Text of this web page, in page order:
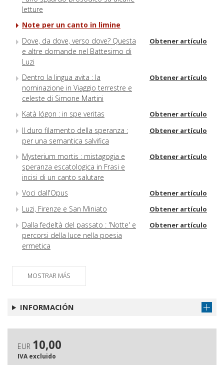
letture
Note per un canto in limine
Dove, da dove, verso dove? Questa
e altre domande nel Battesimo di
Luzi
Obtener artículo
Dentro la lingua avita : la
nominazione in Viaggio terrestre e
celeste di Simone Martini
Obtener artículo
Katà lógon : in spe veritas Obtener artículo
Il duro filamento della speranza :
per una semantica salvifica
Obtener artículo
Mysterium mortis : mistagogia e
speranza escatologica in Frasi e
incisi di un canto salutare
Obtener artículo
Voci dall'Opus Obtener artículo
Luzi, Firenze e San Miniato Obtener artículo
Dalla fedeltà del passato : 'Notte' e
percorsi della luce nella poesia
ermetica
Obtener artículo
MOSTRAR MÁS
INFORMACIÓN
EUR 10,00
IVA excluido